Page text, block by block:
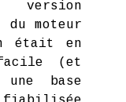
moteur
était en
(et
une base